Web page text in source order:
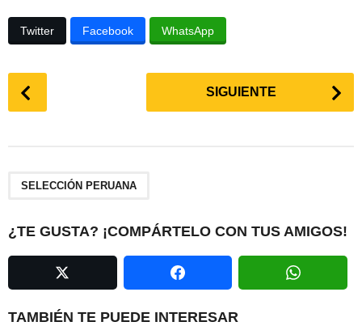
Twitter Facebook WhatsApp
i
n
t
i
SIGUIENTE
SELECCIÓN PERUANA
¿TE GUSTA? ¡COMPÁRTELO CON TUS AMIGOS!
TAMBIÉN TE PUEDE INTERESAR